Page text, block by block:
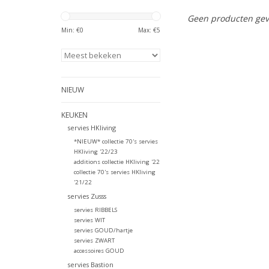
Min: €0 Max: €5
NIEUW
KEUKEN
servies HKliving
*NIEUW* collectie 70's servies
HKliving '22/23
additions collectie HKliving '22
collectie 70's servies HKliving
'21/22
servies Zusss
servies RIBBELS
servies WIT
servies GOUD/hartje
servies ZWART
accessoires GOUD
servies Bastion
Geen producten